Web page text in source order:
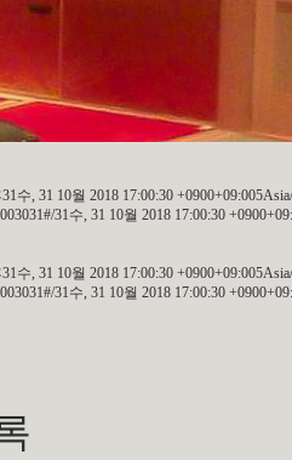
, 31 10월 2018 17:00:30
31수, 31 10월 2018 17:00:30
, 31 10월 2018 17:00:30
31수, 31 10월 2018 17:00:30